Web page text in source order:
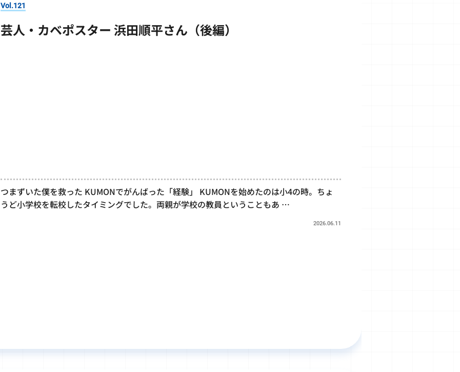
Vol.121
芸人・カベポスター 浜田順平さん（後編）
つまずいた僕を救った KUMONでがんばった「経験」 KUMONを始めたのは小4の時。ちょ
うど小学校を転校したタイミングでした。両親が学校の教員ということもあ …
2026.06.11